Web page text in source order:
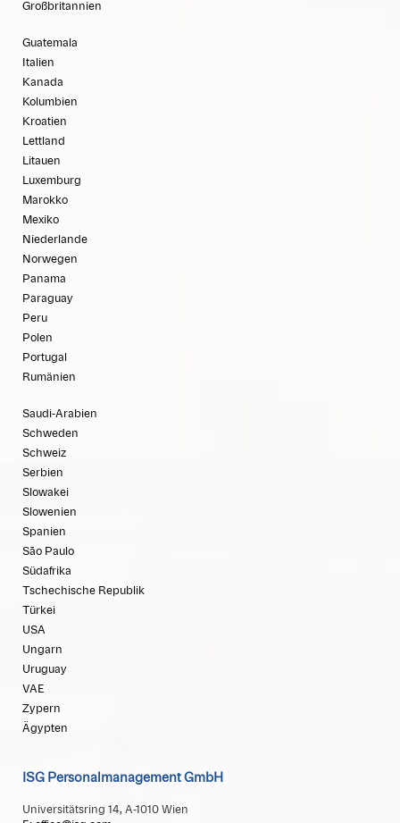
Großbritannien
Guatemala
Italien
Kanada
Kolumbien
Kroatien
Lettland
Litauen
Luxemburg
Marokko
Mexiko
Niederlande
Norwegen
Panama
Paraguay
Peru
Polen
Portugal
Rumänien
Saudi-Arabien
Schweden
Schweiz
Serbien
Slowakei
Slowenien
Spanien
São Paulo
Südafrika
Tschechische Republik
Türkei
USA
Ungarn
Uruguay
VAE
Zypern
Ägypten
ISG Personalmanagement GmbH
Universitätsring 14, A-1010 Wien